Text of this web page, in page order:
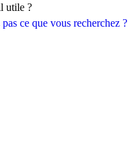
ce que vous recherchez ?
utile ?